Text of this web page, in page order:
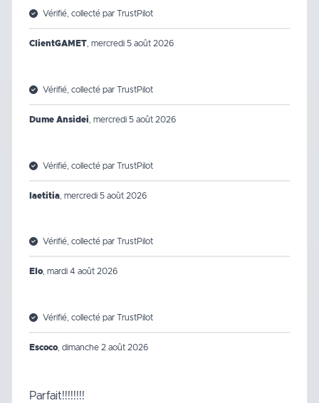
Vérifié, collecté par TrustPilot
ClientGAMET mercredi 5 août 2026
Vérifié, collecté par TrustPilot
Dume Ansidei mercredi 5 août 2026
Vérifié, collecté par TrustPilot
laetitia mercredi 5 août 2026
Vérifié, collecté par TrustPilot
Elo, mardi 4 août 2026
Vérifié, collecté par TrustPilot
Escoco, dimanche 2 août 2026
Parfait!!!!!!!!